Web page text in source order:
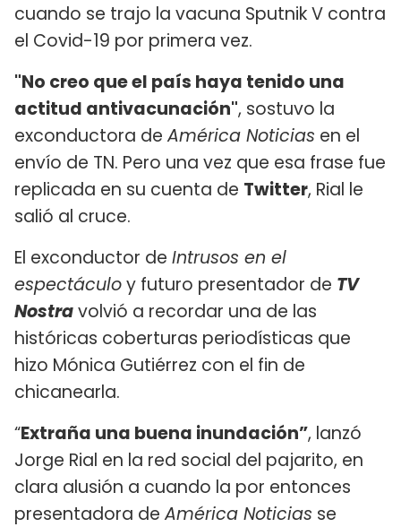
cuando se trajo la vacuna Sputnik V contra
el Covid-19 por primera vez.
"No creo que el país haya tenido una
actitud antivacunación", sostuvo la
exconductora deAmérica Noticias en el
envío de TN. Pero una vez que esa frase fue
replicada en su cuenta de Twitter, Rial le
salió al cruce.
El exconductor de Intrusos en el
espectáculoy futuro presentador de TV
Nostravolvió a recordar una de las
históricas coberturas periodísticas que
hizo Mónica Gutiérrez con el fin de
chicanearla.
“Extraña una buena inundación”, lanzó
Jorge Rial en la red social del pajarito, en
clara alusión a cuando la por entonces
presentadora deAmérica Noticias se